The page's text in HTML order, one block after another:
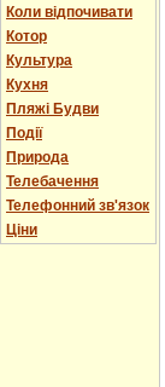
Коли відпочивати
Котор
Культура
Кухня
Пляжі Будви
Події
Природа
Телебачення
Телефонний зв'язок
Ціни